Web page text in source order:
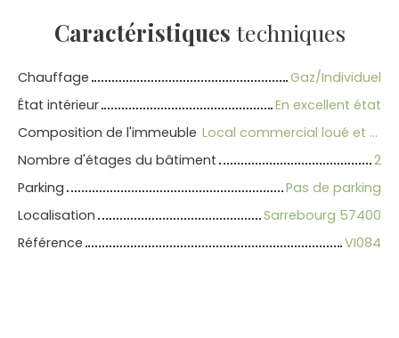
Caractéristiques techniques
Chauffage
Gaz/Individuel
État intérieur
En excellent état
Composition de l'immeuble
Local commercial loué et 2 appartements F3
Nombre d'étages du bâtiment
2
Parking
Pas de parking
Localisation
Sarrebourg 57400
Référence
VI084